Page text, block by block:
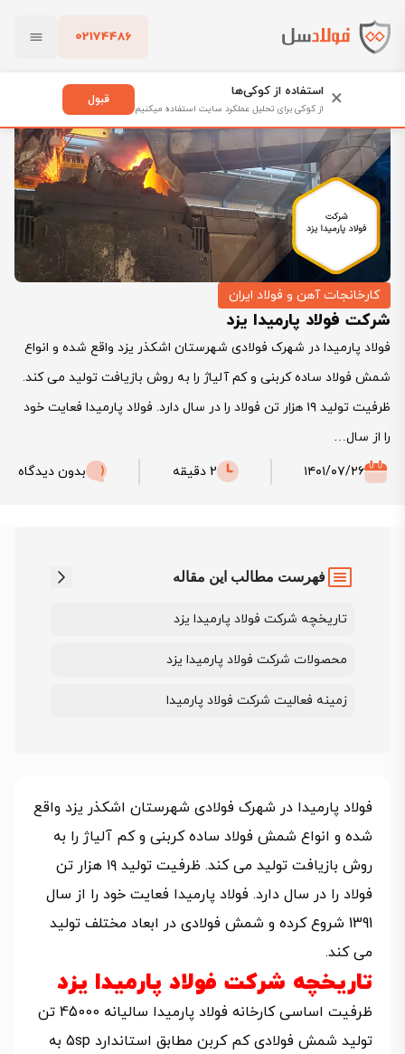
02174486
پاک کردن
فولادسل
شرکت فولاد پارمیدا یزد
کارخانجات آهن و فولاد ایران
شرکت فولاد پارمیدا یزد
فولاد پارمیدا در شهرک فولادی شهرستان اشکذر یزد واقع شده و انواع
شمش فولاد ساده کربنی و کم آلیاژ را به روش بازیافت تولید می کند.
ظرفیت تولید ۱۹ هزار تن فولاد را در سال دارد. فولاد پارمیدا فعایت خود
را از سال…
۱۴۰۱/۰۷/۲۶
2 دقیقه بدون دیدگاه
فهرست مطالب این مقاله
تاریخچه شرکت فولاد پارمیدا یزد
محصولات شرکت فولاد پارمیدا یزد
زمینه فعالیت شرکت فولاد پارمیدا
فولاد پارمیدا در شهرک فولادی شهرستان اشکذر یزد واقع
شده و انواع شمش فولاد ساده کربنی و کم آلیاژ را به
روش بازیافت تولید می کند. ظرفیت تولید ۱۹ هزار تن
فولاد را در سال دارد. فولاد پارمیدا فعایت خود را از سال
1391 شروع کرده و شمش فولادی در ابعاد مختلف تولید
می کند.
تاریخچه شرکت فولاد پارمیدا یزد
ظرفیت اساسی کارخانه فولاد پارمیدا سالیانه 45000 تن
تولید شمش فولادی کم کربن مطابق استاندارد 5sp به
× استفاده از کوکی‌ها
از کوکی برای تحلیل عملکرد سایت استفاده میکنیم
قبول